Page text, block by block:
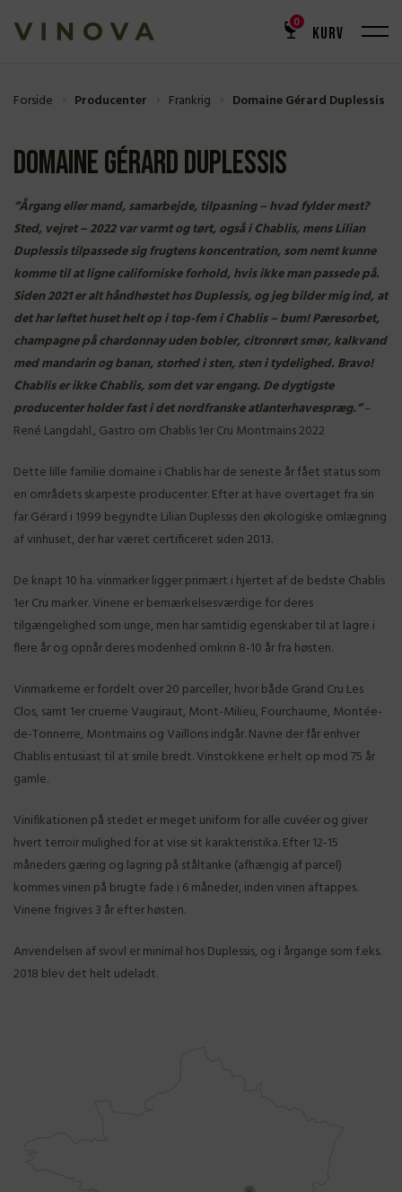
KURV
0
Forside Producenter Frankrig Domaine Gérard Duplessis
Domaine Gérard Duplessis
“Årgang eller mand, samarbejde, tilpasning – hvad fylder mest?
Sted, vejret – 2022 var varmt og tørt, også i Chablis, mens Lilian
Duplessis tilpassede sig frugtens koncentration, som nemt kunne
komme til at ligne californiske forhold, hvis ikke man passede på.
Siden 2021 er alt håndhøstet hos Duplessis, og jeg bilder mig ind, at
det har løftet huset helt op i top-fem i Chablis – bum! Pæresorbet,
champagne på chardonnay uden bobler, citronrørt smør, kalkvand
med mandarin og banan, storhed i sten, sten i tydelighed. Bravo!
Chablis er ikke Chablis, som det var engang. De dygtigste
producenter holder fast i det nordfranske atlanterhavespræg.”–
René Langdahl., Gastro om Chablis 1er Cru Montmains 2022
Dette lille familie domaine i Chablis har de seneste år fået status som
en områdets skarpeste producenter. Efter at have overtaget fra sin
far Gérard i 1999 begyndte Lilian Duplessis den økologiske omlægning
af vinhuset, der har været certificeret siden 2013.
De knapt 10 ha. vinmarker ligger primært i hjertet af de bedste Chablis
1er Cru marker. Vinene er bemærkelsesværdige for deres
tilgængelighed som unge, men har samtidig egenskaber til at lagre i
flere år og opnår deres modenhed omkrin 8-10 år fra høsten.
Vinmarkerne er fordelt over 20 parceller, hvor både Grand Cru Les
Clos, samt 1er cruerne Vaugiraut, Mont-Milieu, Fourchaume, Montée-
de-Tonnerre, Montmains og Vaillons indgår. Navne der får enhver
Chablis entusiast til at smile bredt. Vinstokkene er helt op mod 75 år
gamle.
Vinifikationen på stedet er meget uniform for alle cuvéer og giver
hvert terroir mulighed for at vise sit karakteristika. Efter 12-15
måneders gæring og lagring på ståltanke (afhængig af parcel)
kommes vinen på brugte fade i 6 måneder, inden vinen aftappes.
Vinene frigives 3 år efter høsten.
Anvendelsen af svovl er minimal hos Duplessis, og i årgange som f.eks.
2018 blev det helt udeladt.